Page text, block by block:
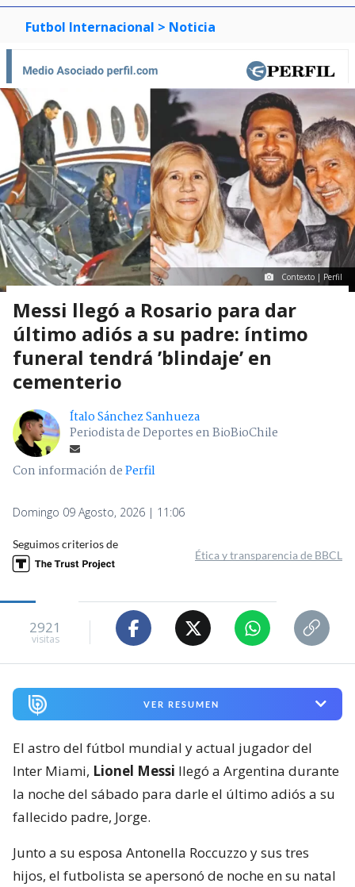
Futbol Internacional > Noticia
Contexto | Perfil
Messi llegó a Rosario para dar
último adiós a su padre: íntimo
funeral tendrá ’blindaje’ en
cementerio
Ítalo Sánchez Sanhueza
Periodista de Deportes en BioBioChile
Con información dePerfil
Domingo 09 Agosto, 2026 | 11:06
Seguimos criterios de
Ética y transparencia de BBCL
2921
visitas
VER RESUMEN
El astro del fútbol mundial y actual jugador del
Inter Miami, Lionel Messi llegó a Argentina durante
la noche del sábado para darle el último adiós a su
fallecido padre, Jorge.
Junto a su esposa Antonella Roccuzzo y sus tres
hijos, el futbolista se apersonó de noche en su natal